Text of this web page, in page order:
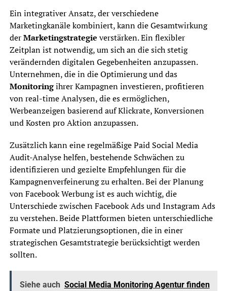
Ein integrativer Ansatz, der verschiedene
Marketingkanäle kombiniert, kann die Gesamtwirkung
derMarketingstrategie verstärken. Ein flexibler
Zeitplan ist notwendig, um sich an die sich stetig
verändernden digitalen Gegebenheiten anzupassen.
Unternehmen, die in die Optimierung und das
Monitoringihrer Kampagnen investieren, profitieren
von real-time Analysen, die es ermöglichen,
Werbeanzeigen basierend auf Klickrate, Konversionen
und Kosten pro Aktion anzupassen.
Zusätzlich kann eine regelmäßige Paid Social Media
Audit-Analyse helfen, bestehende Schwächen zu
identifizieren und gezielte Empfehlungen für die
Kampagnenverfeinerung zu erhalten. Bei der Planung
von Facebook Werbung ist es auch wichtig, die
Unterschiede zwischen Facebook Ads und Instagram Ads
zu verstehen. Beide Plattformen bieten unterschiedliche
Formate und Platzierungsoptionen, die in einer
strategischen Gesamtstrategie berücksichtigt werden
sollten.
Siehe auch Social Media Monitoring Agentur finden